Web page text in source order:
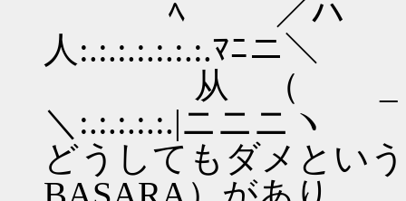
ﾍ ／
人:.:.:.:.:.:.:.ﾏﾆ
从 （ _ゝ.,_
＼:.:.:.:.:.|ニ
どうしてもダメとい